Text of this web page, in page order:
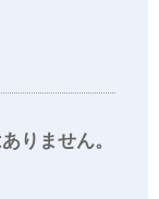
りません。